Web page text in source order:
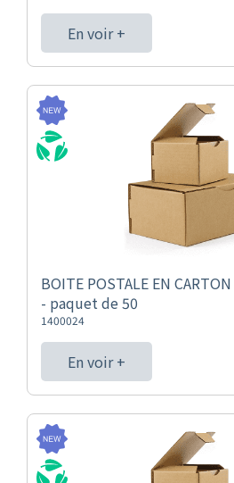
En voir +
BOITE POSTALE EN
- paquet de 50
1400024
En voir +